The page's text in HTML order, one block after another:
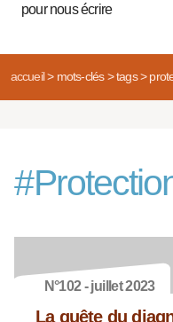
pour nous écrire
accueil> mots-clés> tags>
#
N°102 - juillet 2023
La quête du